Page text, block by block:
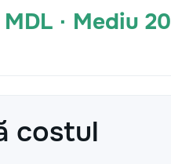
· Mediu
costul